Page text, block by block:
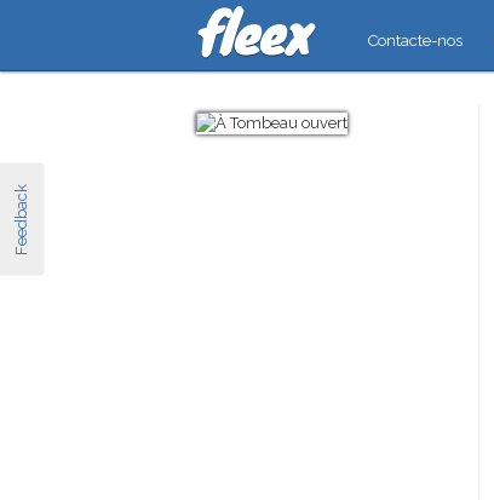
Feedback
Contacte-nos